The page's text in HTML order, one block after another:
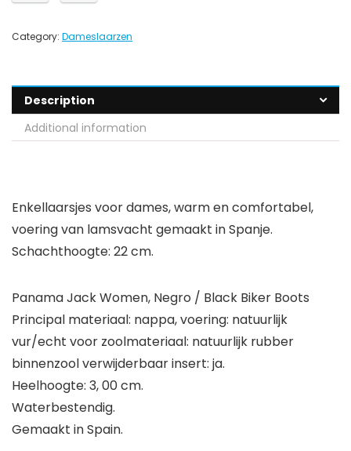
Category: Dameslaarzen
Description
Additional information
Enkellaarsjes voor dames, warm en comfortabel,
voering van lamsvacht gemaakt in Spanje.
Schachthoogte: 22 cm.
Panama Jack Women, Negro / Black Biker Boots
Principal materiaal: nappa, voering: natuurlijk
vur/echt voor zoolmateriaal: natuurlijk rubber
binnenzool verwijderbaar insert: ja.
Heelhoogte: 3, 00 cm.
Waterbestendig.
Gemaakt in Spain.